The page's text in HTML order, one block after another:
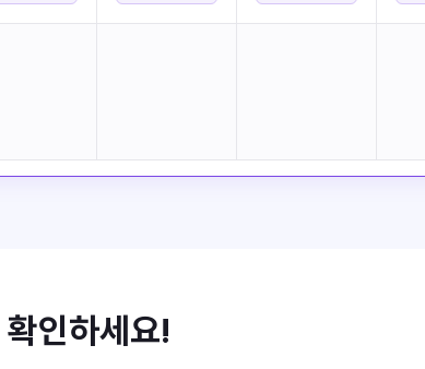
인하세요!